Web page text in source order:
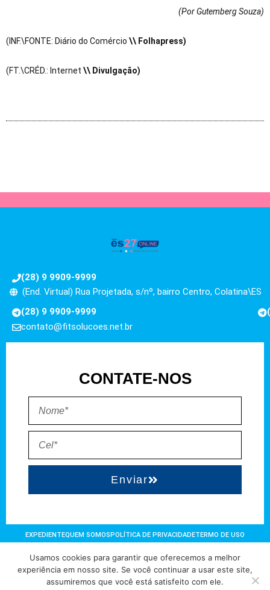
(Por Gutemberg Souza)
(INF.\FONTE: Diário do Comércio \\ Folhapress)
(FT.\CRÉD.: Internet \\ Divulgação)
(28) 9 9909-9999
(End. Virtual) Rua Projetada, s/nº, bairro Centro, Colatina\ES
(28) 9 9909-9999
contato@fitsolucoes.net.br
CONTATE-NOS
Enviar
EXPEDIENTEQUEM SOMOS POLÍTICA DE PRIVACIDADETERMO DE USO
Direitos reservados à FIT Soluções = Atualizado pelo Consórcio de
Agências: Kriativuz – Philadelphia – AGS2 = Hospedado em
Usamos cookies para garantir que oferecemos a melhor
experiência em nosso site. Se você continuar a usar este site,
assumiremos que você está satisfeito com ele.